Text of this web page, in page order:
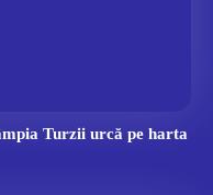
Turzii urcă pe harta